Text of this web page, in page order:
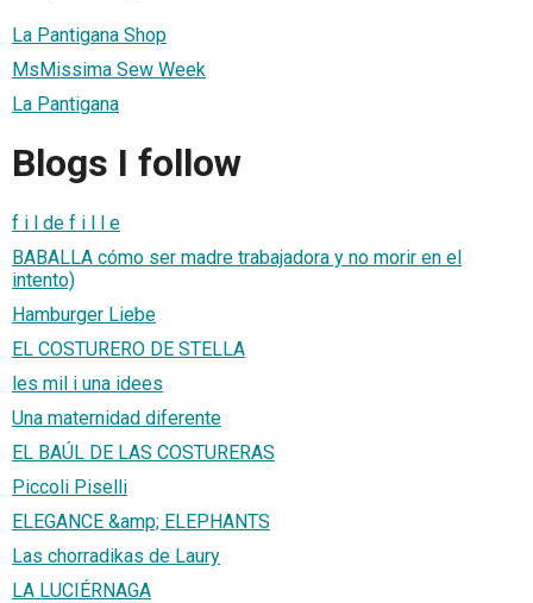
La Pantigana Shop
MsMissima Sew Week
La Pantigana
Blogs I follow
f i l de f i l l e
BABALLA cómo ser madre trabajadora y no morir en el
intento)
Hamburger Liebe
EL COSTURERO DE STELLA
les mil i una idees
Una maternidad diferente
EL BAÚL DE LAS COSTURERAS
Piccoli Piselli
ELEGANCE &amp; ELEPHANTS
Las chorradikas de Laury
LA LUCIÉRNAGA